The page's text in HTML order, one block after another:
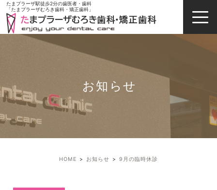
たまプラーザ駅徒歩2分の歯医者・歯科
「たまプラーザむろき歯科・矯正歯科」
お知らせ
HOME お知らせ 9月の臨時休診